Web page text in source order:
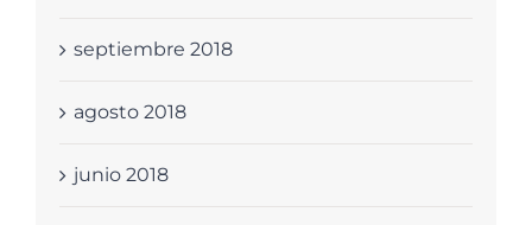
septiembre 2018
agosto 2018
junio 2018